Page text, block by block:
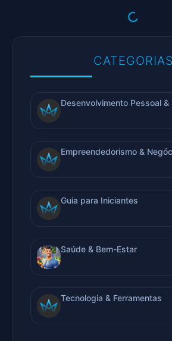
CATEGORIAS
Desenvolvimento Pessoal &
Empreendedorismo &
Guia para Iniciantes
Saúde & Bem-Estar
Tecnologia & Ferramentas